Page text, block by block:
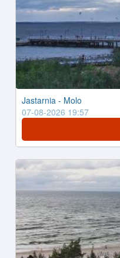
Jastarnia - Molo
07-08-2026 19:57